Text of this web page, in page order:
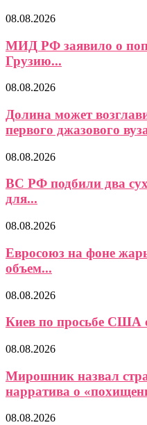
08.08.2026
МИД РФ заявило о
Грузию...
08.08.2026
Долина может
первого джазового
08.08.2026
ВС РФ подбили два
для...
08.08.2026
Евросоюз на фоне
объем...
08.08.2026
Киев по просьбе США
08.08.2026
Мирошник назвал
нарратива о
08.08.2026